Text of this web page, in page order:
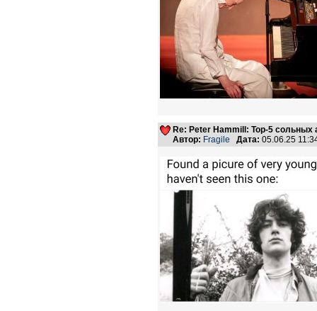
Re: Peter Hammill: Top-5 сольных
Автор: Fragile Дата: 05.06.25